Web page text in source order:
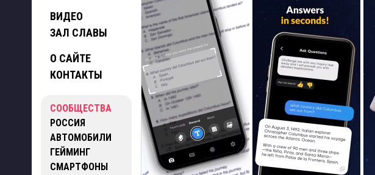
ВИДЕО
ЗАЛ СЛАВЫ
О САЙТЕ
КОНТАКТЫ
СООБЩЕСТВА
РОССИЯ
АВТОМОБИЛИ
ГЕЙМИНГ
СМАРТФОНЫ